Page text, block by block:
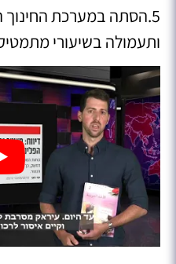
5.הסתה במערכת
ותעמולה בשיעורי